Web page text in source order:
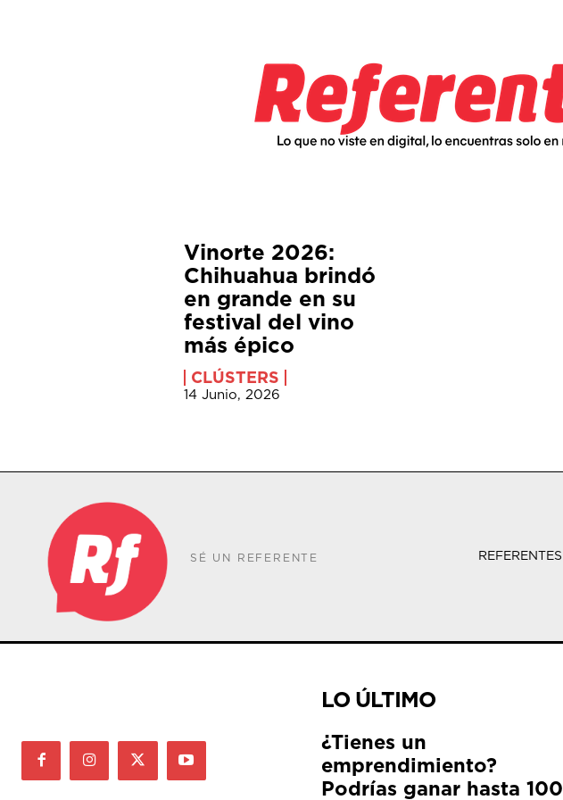
Vinorte 2026:
Chihuahua brindó
en grande en su
festival del vino
más épico
CLÚSTERS
14 Junio, 2026
SÉ UN REFERENTE REFERENTES
LO ÚLTIMO
¿Tienes un
emprendimiento?
Podrías ganar hasta 100